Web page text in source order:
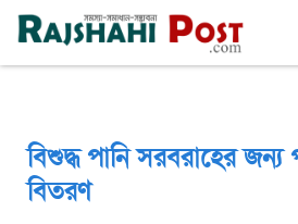
রাজশাহী বৃহঃস্পতিবার, ৬ই আগস্ট ২০২৬, ২৩শে
বিশুদ্ধ পানি সরবরাহের জন্য
বিতরণ